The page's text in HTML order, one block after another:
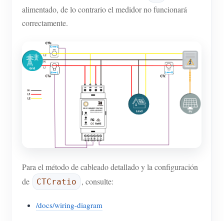
alimentado, de lo contrario el medidor no funcionará
correctamente.
Para el método de cableado detallado y la configuración
de
CTCratio , consulte:
/docs/wiring-diagram